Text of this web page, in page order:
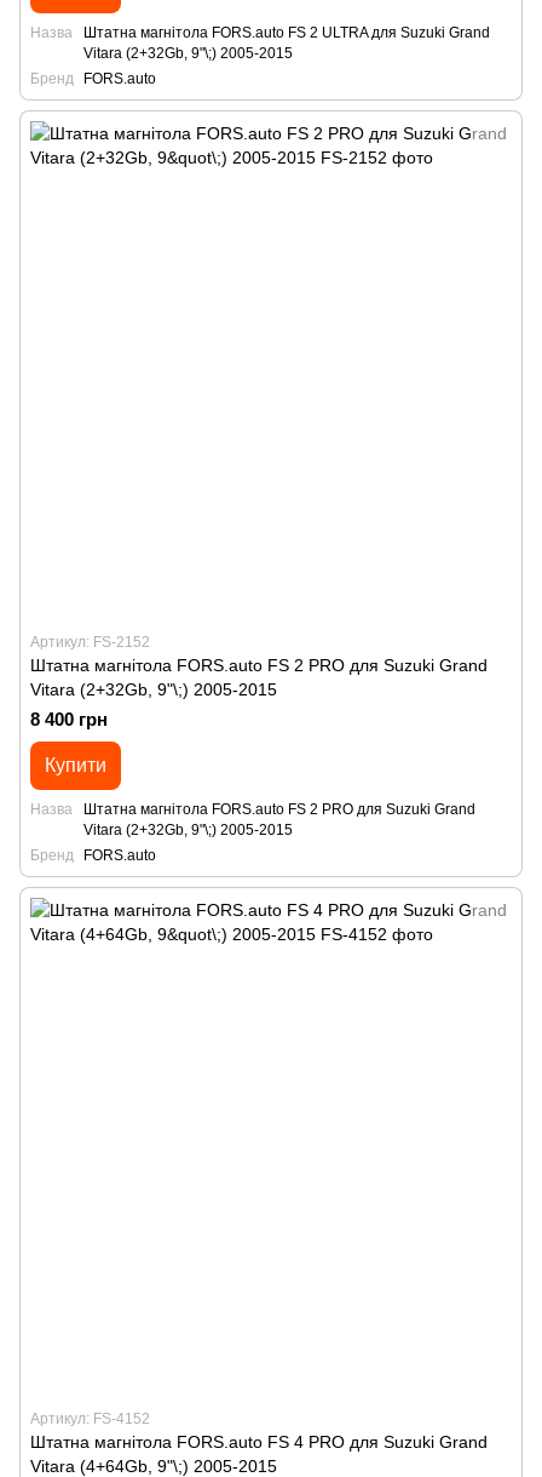
Назва
Штатна магнітола FORS.auto FS 2 ULTRA для Suzuki Grand
Vitara (2+32Gb, 9"\;) 2005-2015
Бренд
FORS.auto
Артикул: FS-2152
Штатна магнітола FORS.auto FS 2 PRO для Suzuki Grand
Vitara (2+32Gb, 9"\;) 2005-2015
8 400 грн
Купити
Назва
Штатна магнітола FORS.auto FS 2 PRO для Suzuki Grand
Vitara (2+32Gb, 9"\;) 2005-2015
Бренд
FORS.auto
Артикул: FS-4152
Штатна магнітола FORS.auto FS 4 PRO для Suzuki Grand
Vitara (4+64Gb, 9"\;) 2005-2015